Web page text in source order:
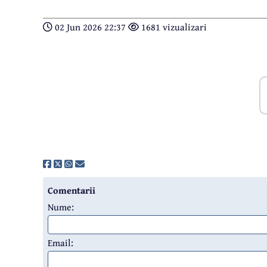
02 Jun 2026 22:37 1681 vizualizari
Comentarii
Nume:
Email: